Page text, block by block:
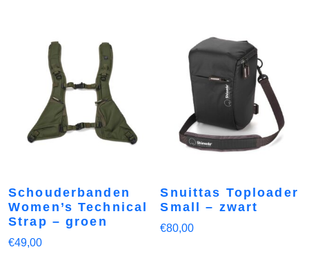
Schouderbanden
Women’s Technical
Strap – groen
€49,00
Snuittas Toploader
Small – zwart
€80,00